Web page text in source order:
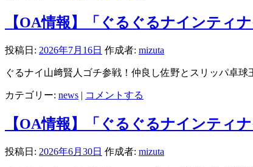
【OA情報】「ぐるぐるナインティ
投稿日: 2026年7月16日 作成者: mizuta
ぐるナイ山﨑賢人ゴチ参戦！仲良し佐野とスリッパ卓
カテゴリー: news | コメントする
【OA情報】「ぐるぐるナインティ
投稿日: 2026年6月30日 作成者: mizuta